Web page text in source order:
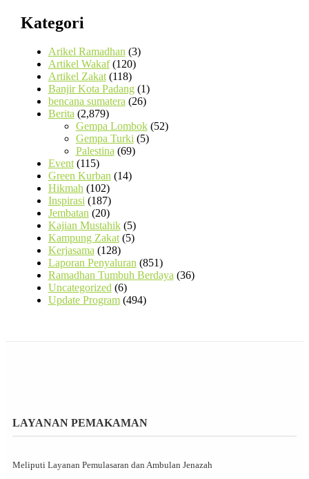
Kategori
Arikel Ramadhan(3)
Artikel Wakaf(120)
Artikel Zakat(118)
Banjir Kota Padang(1)
bencana sumatera(26)
Berita(2,879)
Gempa Lombok(52)
Gempa Turki(5)
Palestina(69)
Event(115)
Green Kurban(14)
Hikmah(102)
Inspirasi(187)
Jembatan(20)
Kajian Mustahik(5)
Kampung Zakat(5)
Kerjasama(128)
Laporan Penyaluran(851)
Ramadhan Tumbuh Berdaya(36)
Uncategorized(6)
Update Program(494)
LAYANAN PEMAKAMAN
Meliputi Layanan Pemulasaran dan Ambulan Jenazah